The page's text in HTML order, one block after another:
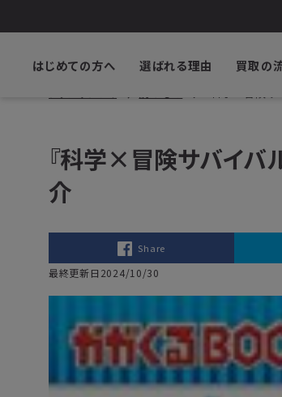
はじめての方へ 選ばれる理由 買取の
『科学×冒険サバイバ
介
Share
最終更新日2024/10/30